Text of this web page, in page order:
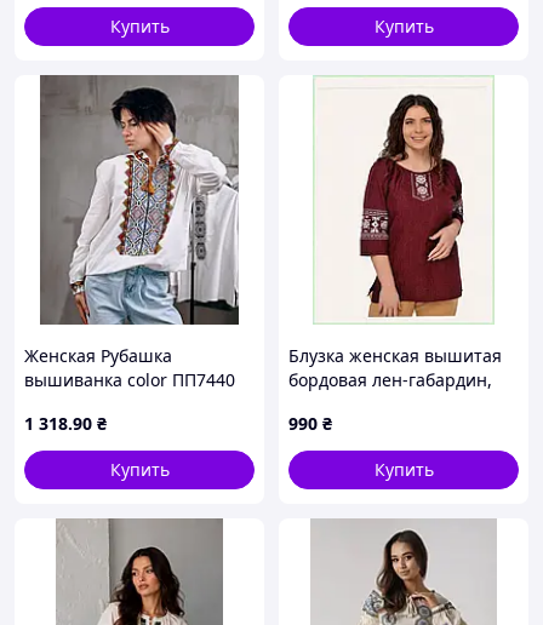
Купить
Купить
Женская Рубашка
вышиванка color ПП7440
1 318.90 ₴
Купить
Блузка женская вышитая
бордовая лен-габардин,
990 ₴
Купить